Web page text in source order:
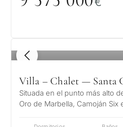
1 / 8
Villa – Chalet — Santa
Situada en el punto más alto
Oro de Marbella, Camoján